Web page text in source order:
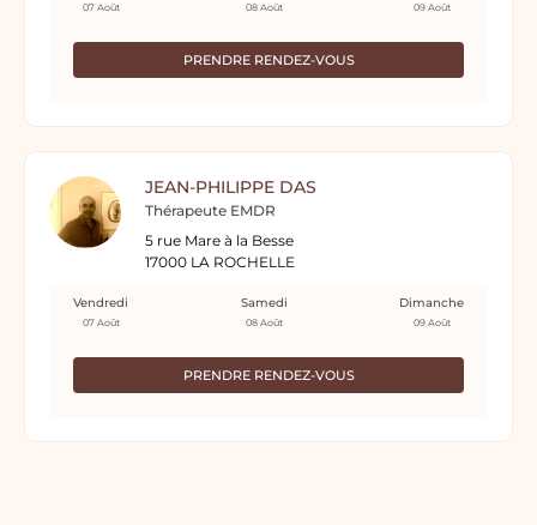
PRENDRE RENDEZ-VOUS
07 Août 08 Août 09 Août
JEAN-PHILIPPE DAS
Thérapeute EMDR
5 rue Mare à la Besse
17000 LA ROCHELLE
PRENDRE RENDEZ-VOUS
Vendredi
07 Août
Samedi
08 Août
Dimanche
09 Août